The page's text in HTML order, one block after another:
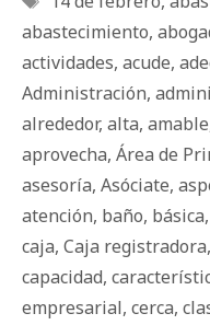
abastecimiento,
actividades, acude,
Administración,
alrededor, alta, amable
aprovecha, Área de
asesoría, Asóciate,
atención, baño, básica,
caja, Caja registradora,
capacidad,
empresarial, cerca,